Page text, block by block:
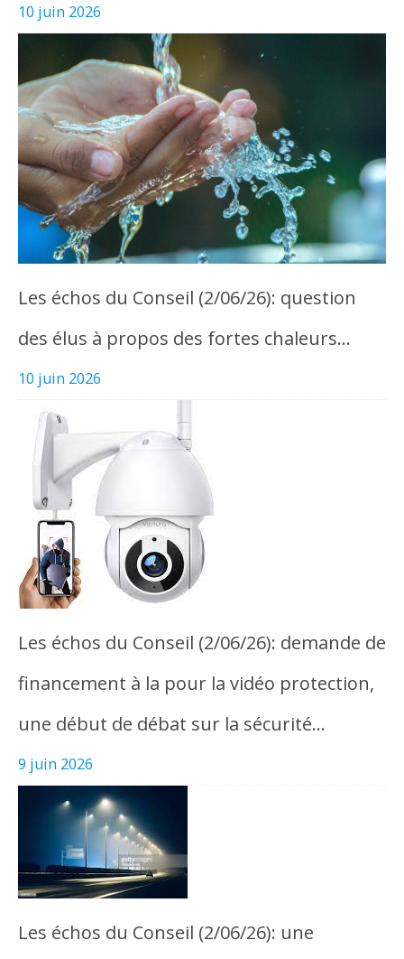
10 juin 2026
Les échos du Conseil (2/06/26): question
des élus à propos des fortes chaleurs…
10 juin 2026
Les échos du Conseil (2/06/26): demande de
financement à la pour la vidéo protection,
une début de débat sur la sécurité…
9 juin 2026
Les échos du Conseil (2/06/26): une